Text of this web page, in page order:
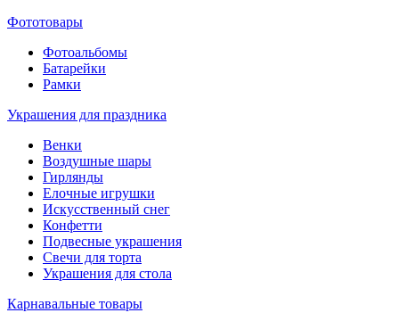
Фототовары
Фотоальбомы
Батарейки
Рамки
Украшения для праздника
Венки
Воздушные шары
Гирлянды
Елочные игрушки
Искусственный снег
Конфетти
Подвесные украшения
Свечи для торта
Украшения для стола
Карнавальные товары